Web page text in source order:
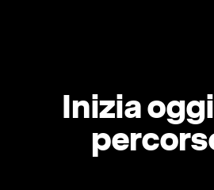
Inizia